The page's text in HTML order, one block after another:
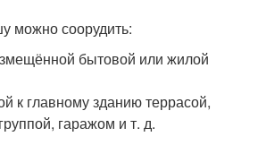
можно соорудить:
бытовой или жилой
к главному зданию террасой,
гаражом и т. д.